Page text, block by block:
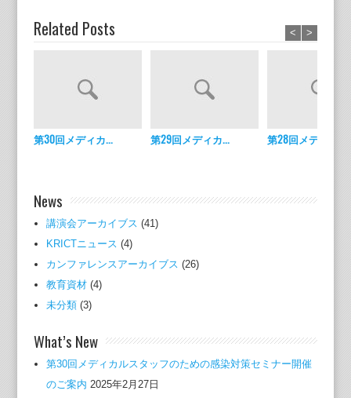
Related Posts
第30回メディカ... 第29回メディカ... 第28回メディカ...
< >
News
講演会アーカイブス (41)
KRICTニュース (4)
カンファレンスアーカイブス (26)
教育資材(4)
未分類(3)
What’s New
第30回メディカルスタッフのための感染対策セミナー開催
のご案内 2025年2月27日